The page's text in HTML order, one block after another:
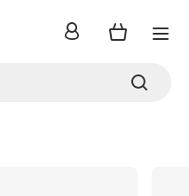
inloggen